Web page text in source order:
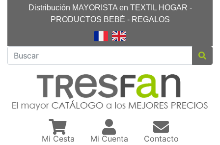
Distribución MAYORISTA en TEXTIL HOGAR -
PRODUCTOS BEBÉ - REGALOS
Mi Cesta Mi Cuenta Contacto